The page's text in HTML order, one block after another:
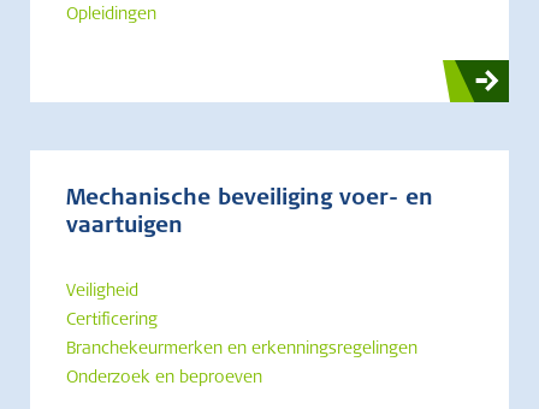
Opleidingen
Mechanische beveiliging voer- en
vaartuigen
Veiligheid
Certificering
Branchekeurmerken en erkenningsregelingen
Onderzoek en beproeven